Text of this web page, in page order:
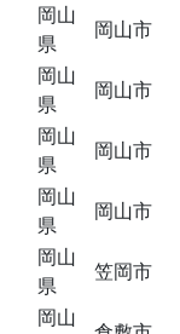
岡山
県
岡山市
岡山
県
岡山市
岡山
県
岡山市
岡山
県
岡山市
岡山
県
笠岡市
岡山